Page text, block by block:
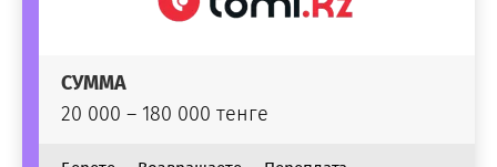
СУММА
20 000 – 180 000 тенге